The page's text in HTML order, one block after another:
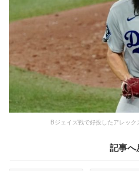
Bジェイズ戦で好投したアレック
記事へ